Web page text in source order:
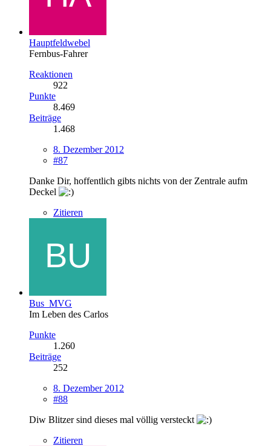
Hauptfeldwebel
Fernbus-Fahrer
Reaktionen
922
Punkte
8.469
Beiträge
1.468
8. Dezember 2012
#87
Danke Dir, hoffentlich gibts nichts von der Zentrale aufm
Deckel
Zitieren
Bus_MVG
Im Leben des Carlos
Punkte
1.260
Beiträge
252
8. Dezember 2012
#88
Diw Blitzer sind dieses mal völlig versteckt
Zitieren